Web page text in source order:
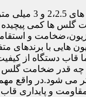
مثلاً در بازار
گلس ها کمی
و
هایی با برندهای
اما قاب دستگاه از
چه قدر ضخامت گلس
می شود.در واقع مهم
و پایداری